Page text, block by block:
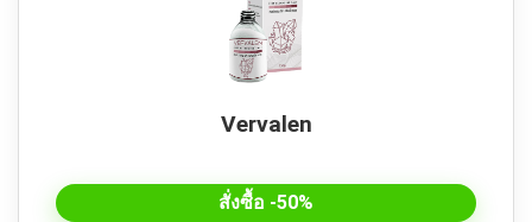
Vervalen
สั่งซื้อ -50%